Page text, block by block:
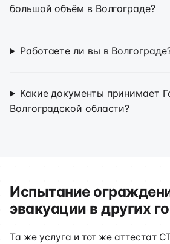
большой объём в Волгограде?
Работаете ли вы в
Какие документы принимает
Волгоградской области?
Испытание
эвакуации в других
Та же услуга и тот же аттестат